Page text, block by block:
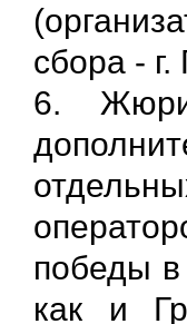
сбора -
6. Жюри
победы
как и